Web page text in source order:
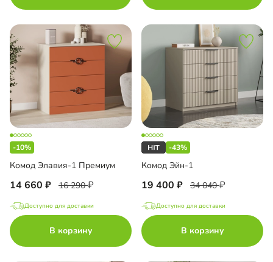
-10%
Комод Элавия-1 Премиум
14 660 16 290
Доступно для доставки
В корзину
-43%
Комод Эйн-1
19 400 34 040
Доступно для доставки
В корзину